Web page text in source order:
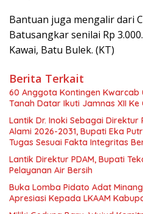
Bantuan juga mengalir dari
Batusangkar senilai Rp
Kawai, Batu Bulek. (KT)
Berita Terkait
60 Anggota Kontingen Kwarcab
Tanah Datar Ikuti Jamnas XII Ke
Lantik Dr. Inoki Sebagai
Alami 2026-2031, Bupati Eka
Tugas Sesuai Fakta Integritas
Lantik Direktur PDAM, Bupati
Pelayanan Air Bersih
Buka Lomba Pidato Adat
Apresiasi Kepada LKAAM